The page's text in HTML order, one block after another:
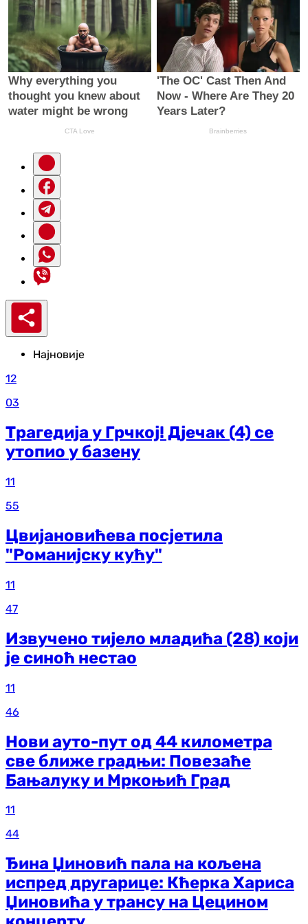
Најновије
12
03
Трагедија у Грчкој! Дјечак (4) се
утопио у базену
11
55
Цвијановићева посјетила
"Романијску кућу"
11
47
Извучено тијело младића (28) који
је синоћ нестао
11
46
Нови ауто-пут од 44 километра
све ближе градњи: Повезаће
Бањалуку и Мркоњић Град
11
44
Ђина Џиновић пала на кољена
испред другарице: Кћерка Хариса
Џиновића у трансу на Цецином